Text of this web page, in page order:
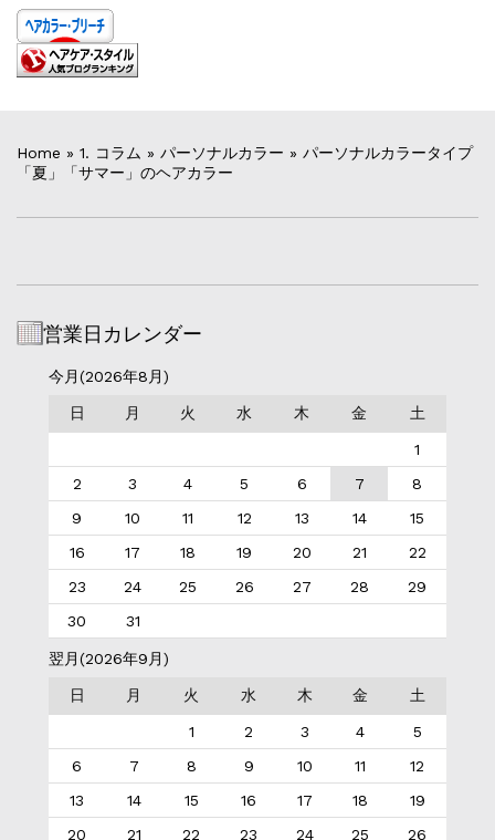
Home » 1. コラム » パーソナルカラー » パーソナルカラータイプ
「夏」「サマー」のヘアカラー
営業日カレンダー
今月(2026年8月)
日 月 火 水 木 金 土
1
2
3 4 5 6 7
8
9
10 11 12 13 14
15
16
17 18 19 20 21
22
23
24 25 26 27 28
29
30
31
翌月(2026年9月)
日 月 火 水 木 金 土
1 2 3 4
5
6
7 8 9 10 11
12
13
14 15 16 17 18
19
20
21 22 23 24 25 26